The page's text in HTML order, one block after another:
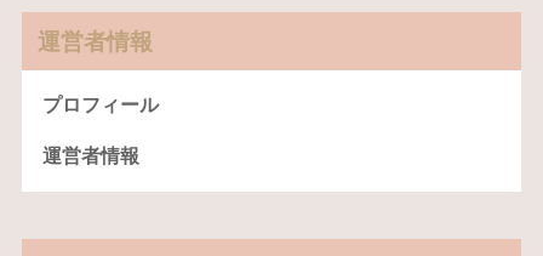
運営者情報
プロフィール
運営者情報